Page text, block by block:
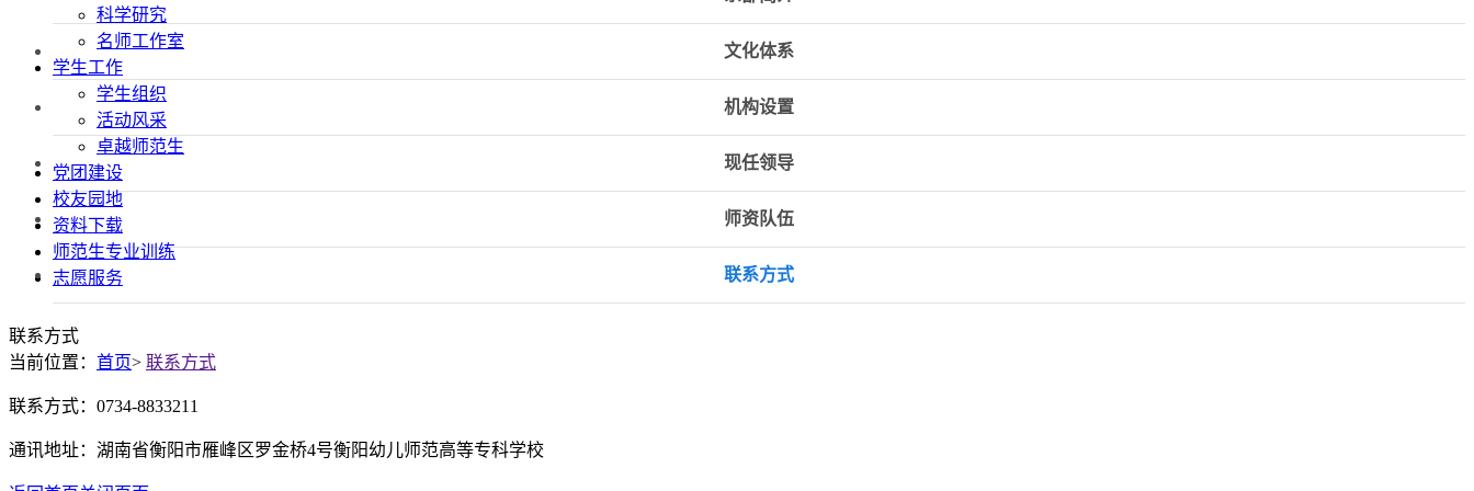
科学研究
名师工作室
学生工作
学生组织
活动风采
卓越师范生
党团建设
校友园地
资料下载
师范生专业训练
志愿服务
文化体系
机构设置
现任领导
师资队伍
联系方式
联系方式
当前位置： 首页> 联系方式
联系方式：0734-8833211
通讯地址：湖南省衡阳市雁峰区罗金桥4号衡阳幼儿师范高等专科学校